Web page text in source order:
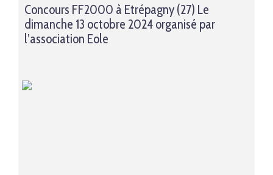
Concours FF2000 à Etrépagny (27) Le
dimanche 13 octobre 2024 organisé par
l’association Eole